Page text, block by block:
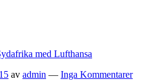
med Lufthansa
av admin — Inga Kommentarer